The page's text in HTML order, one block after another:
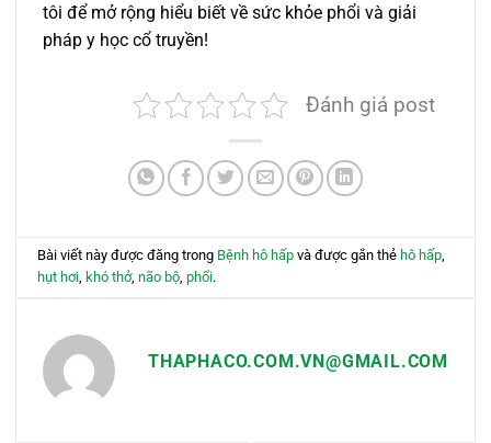
tôi để mở rộng hiểu biết về sức khỏe phổi và giải
pháp y học cổ truyền!
Đánh giá post
Bài viết này được đăng trong Bệnh hô hấp và được gắn thẻ hô hấp,
hụt hơi, khó thở,não bộ,phổi.
THAPHACO.COM.VN@GMAIL.COM